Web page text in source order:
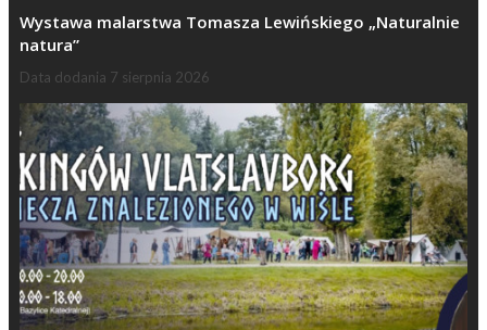
Wystawa malarstwa Tomasza Lewińskiego „Naturalnie
natura”
Data dodania 7 sierpnia 2026